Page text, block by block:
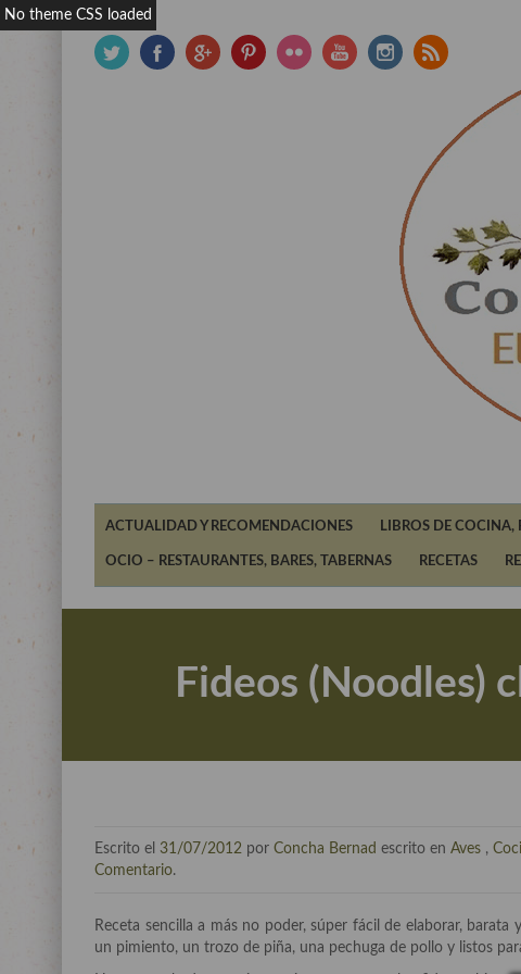
ACTUALIDAD Y RECOMENDACIONES LIBROS DE COCINA,
OCIO – RESTAURANTES, BARES, TABERNAS RECETAS
Fideos (Noodles)
Escrito el 31/07/2012 por Concha Bernad escrito en Aves ,
Comentario.
Receta sencilla a más no poder, súper fácil de elaborar,
un pimiento, un trozo de piña, una pechuga de pollo y listos
No theme CSS loaded